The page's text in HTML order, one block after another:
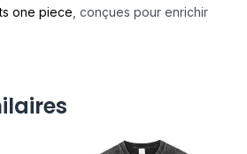
one piece , conçues pour enrichir